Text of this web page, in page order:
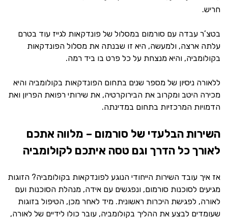
חריש.
בטצ’ר עבדה עם סורמום במסלול של פונדקאות לגייז עוד בטרם
עלתה ארצה, ולמעשה, היא זו שבנתה את מסלול הפונדקאות
בקולומביה, והיא מנצחת על כל פרט בו ביד רמה.
ללאורה ניסיון של מספר שנים בתחום הפונדקאות בקולומביה והיא
מכירה היטב ומקרוב את הבירוקרטיה, את שירותי רפואת הפריון ואת
הדמויות המרכזיות בתחום במדינתה.
השירות הבלעדי של סורמום – מלווה אתכם
לאורך כל הדרך וגם טסה איתכם לקולומביה
אז איך עובד השירות הייחודי הנוגע לפונדקאות בקולומביה? הזוגות
מגיעים לסוכנות סורמום, ונפגשים עם אידה, מנהלת הסוכנות ועם
לאורה, לפגישת היכרות ראשונית. מיד לאחר מכן, הטיפול בזוגות
שעומדים לבצע את ההליך בקולומביה, עובר כולו לידיים של לאורה,